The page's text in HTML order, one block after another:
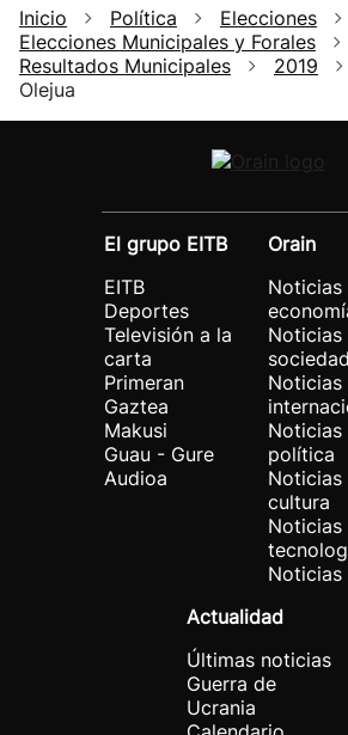
Inicio Política
Elecciones
Elecciones Municipales y Forales
Resultados Municipales
2019
Olejua
El grupo EITB
EITB
Deportes
Televisión a la
carta
Primeran
Gaztea
Makusi
Guau - Gure
Audioa
Orain
Noticias
Noticias
sociedad
Noticias
Noticias
política
Noticias
cultura
Noticias
Noticias
Actualidad
Últimas noticias
Guerra de
Ucrania